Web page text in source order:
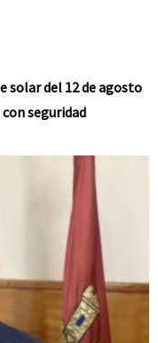
solar del 12 de agosto
seguridad